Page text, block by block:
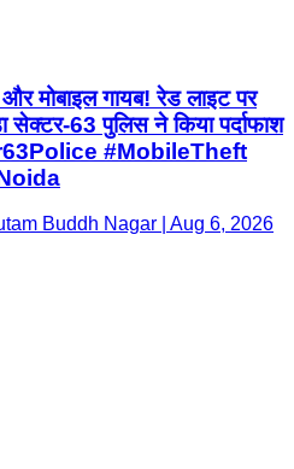
मोबाइल गायब! रेड लाइट पर
सेक्टर-63 पुलिस ने किया पर्दाफाश
#MobileTheft
Buddh Nagar | Aug 6, 2026